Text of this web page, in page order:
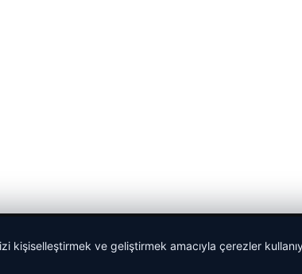
kişiselleştirmek ve geliştirmek amacıyla çerezler